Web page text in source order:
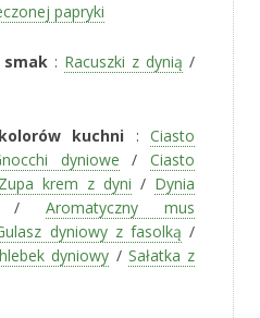
papryki
smak : Racuszki z dynią /
kuchni :Ciasto
dyniowe /Ciasto
Zupa krem z dyni / Dynia
Aromatyczny mus
dyniowy z fasolką /
dyniowy / Sałatka z